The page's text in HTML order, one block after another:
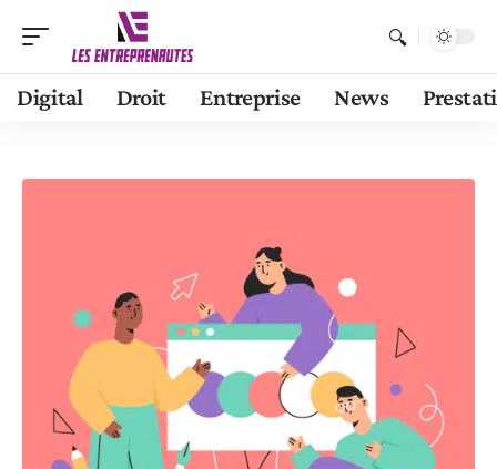
Digital Droit Entreprise News